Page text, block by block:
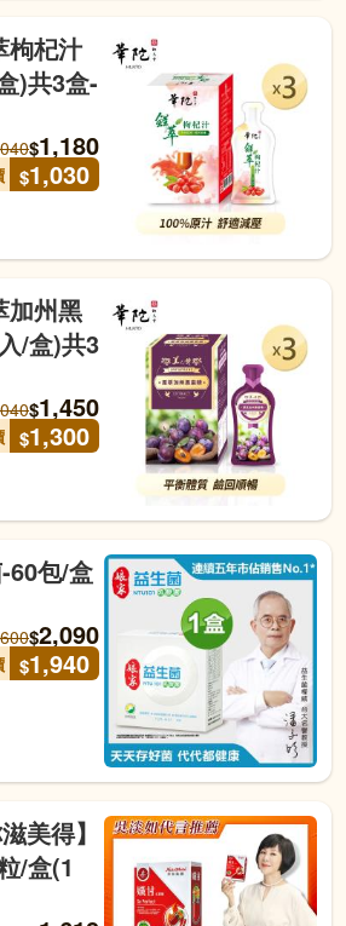
枸杞汁
)共3盒-
$1,180
$1,030
加州黑
/盒)共3
$1,450
$1,300
60包/盒
$2,090
$1,940
美得】
/盒(1